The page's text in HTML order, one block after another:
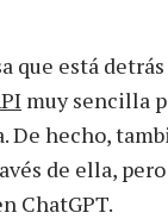
que está
muy sencilla
De hecho,
de ella,
ChatGPT.